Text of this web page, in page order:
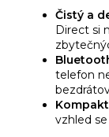
Čistý a
Direct si
telefon
vzhled